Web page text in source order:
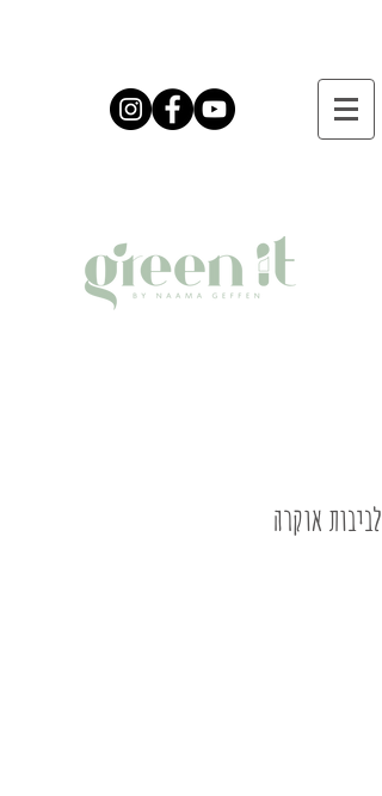
לביבות אוקרה